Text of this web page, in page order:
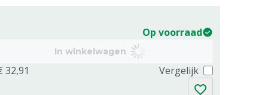
Op voorraad
In winkelwagen
32,91 Vergelijk